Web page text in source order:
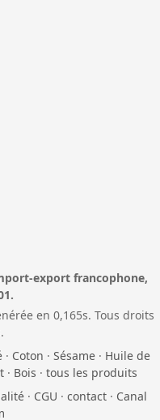
export francophone,
en 0,165s. Tous droits
· Coton · Sésame · Huile de
· Bois · tous les produits
· CGU · contact · Canal